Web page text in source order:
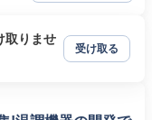
取りませ
受け取る